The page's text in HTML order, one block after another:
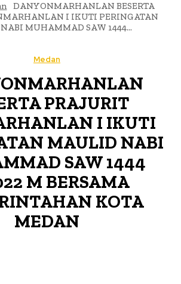
DANYONMARHANLAN BESERTA
I IKUTI PERINGATAN
MUHAMMAD SAW 1444...
Medan
PRAJURIT
I IKUTI
MAULID NABI
SAW 1444
M BERSAMA
KOTA
MEDAN